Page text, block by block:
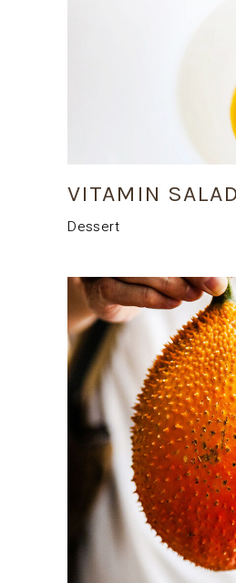
VITAMIN SALAD
Dessert